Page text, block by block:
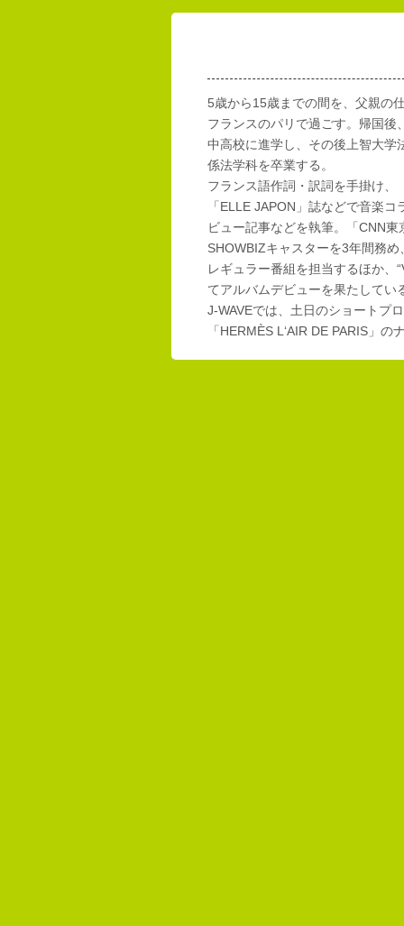
5歳から15歳までの間を、父親の
フランスのパリで過ごす。帰国後
中高校に進学し、その後上智大学
係法学科を卒業する。
フランス語作詞・訳詞を手掛け、
「ELLE JAPON」誌などで音楽コ
ビュー記事などを執筆。「CNN東
SHOWBIZキャスターを3年間務め
レギュラー番組を担当するほか、
てアルバムデビューを果たしてい
J-WAVEでは、土日のショートプ
「HERMÈS L‘AIR DE PARIS」